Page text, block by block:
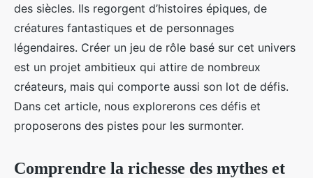
des siècles. Ils regorgent d’histoires épiques, de
créatures fantastiques et de personnages
légendaires. Créer un jeu de rôle basé sur cet univers
est un projet ambitieux qui attire de nombreux
créateurs, mais qui comporte aussi son lot de défis.
Dans cet article, nous explorerons ces défis et
proposerons des pistes pour les surmonter.
Comprendre la richesse des mythes et